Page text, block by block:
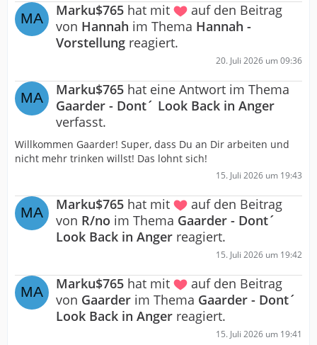
Marku$765 hat mit
auf den Beitrag
von Hannah im Thema Hannah -
Vorstellung reagiert.
20. Juli 2026 um 09:36
Marku$765 hat eine Antwort im Thema
Gaarder - Dont´ Look Back in Anger
verfasst.
Willkommen Gaarder! Super, dass Du an Dir arbeiten und
nicht mehr trinken willst! Das lohnt sich!
15. Juli 2026 um 19:43
Marku$765 hat mit
auf den Beitrag
von R/no im Thema Gaarder - Dont´
Look Back in Anger reagiert.
15. Juli 2026 um 19:42
Marku$765 hat mit
auf den Beitrag
von Gaarder im Thema Gaarder - Dont´
Look Back in Anger reagiert.
15. Juli 2026 um 19:41